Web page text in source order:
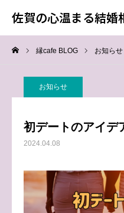
佐賀の心温まる結婚
縁cafe BLOG お知らせ
お知らせ
初デートのアイデ
2024.04.08
佐賀の心温まる結婚
料金
TOP
成婚までの流れ